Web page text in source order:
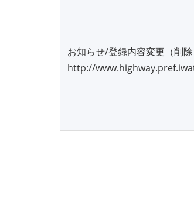
お知らせ/登録内容変更（削
http://